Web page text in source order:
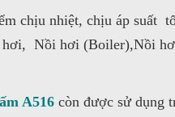
chịu nhiệt, chịu áp suất
Nồi hơi (Boiler),Nồi
A516 còn được sử dụng